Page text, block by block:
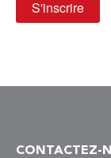
CONTACTEZ-